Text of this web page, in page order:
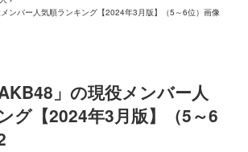
ンバー人気順ランキング【2024年3月版】（5～6位）画像
」の現役メンバー人
グ【2024年3月版】（5～6